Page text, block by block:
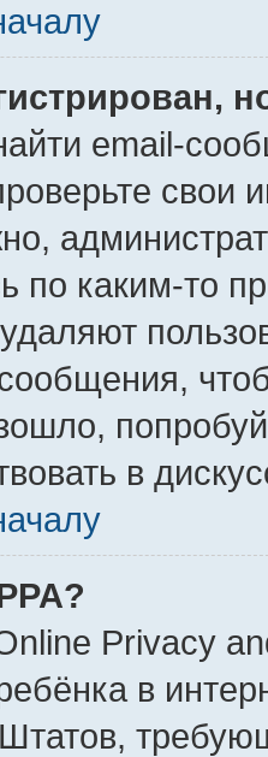
email-
свои
по каким-то
в
Privacy
в